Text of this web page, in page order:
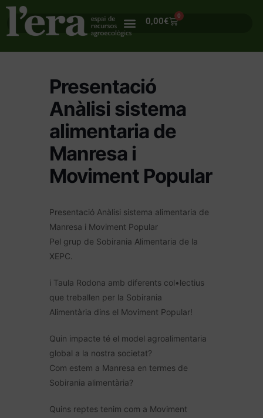
0,00€
0
Presentació
Anàlisi sistema
alimentaria de
Manresa i
Moviment Popular
Presentació Anàlisi sistema alimentaria de
Manresa i Moviment Popular
Pel grup de Sobirania Alimentaria de la
XEPC.
i Taula Rodona amb diferents col•lectius
que treballen per la Sobirania
Alimentària dins el Moviment Popular!
Quin impacte té el model agroalimentaria
global a la nostra societat?
Com estem a Manresa en termes de
Sobirania alimentària?
Quins reptes tenim com a Moviment